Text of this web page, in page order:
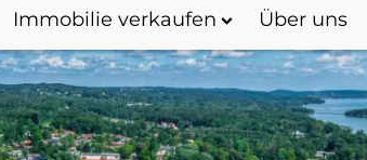
Immobilie verkaufen Über uns